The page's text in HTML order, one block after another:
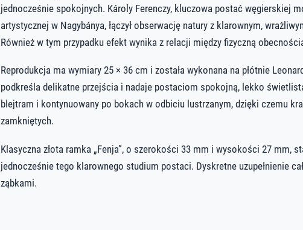
jednocześnie spokojnych. Károly Ferenczy, kluczowa postać węgierskiej
artystycznej w Nagybánya, łączył obserwację natury z klarownym,
Również w tym przypadku efekt wynika z relacji między fizyczną
Reprodukcja ma wymiary 25 × 36 cm i została wykonana na płótnie
podkreśla delikatne przejścia i nadaje postaciom spokojną, lekko
blejtram i kontynuowany po bokach w odbiciu lustrzanym, dzięki czemu
zamkniętych.
Klasyczna złota ramka „Fenja”, o szerokości 33 mm i wysokości 27 mm,
jednocześnie tego klarownego studium postaci. Dyskretne uzupełnienie
ząbkami.